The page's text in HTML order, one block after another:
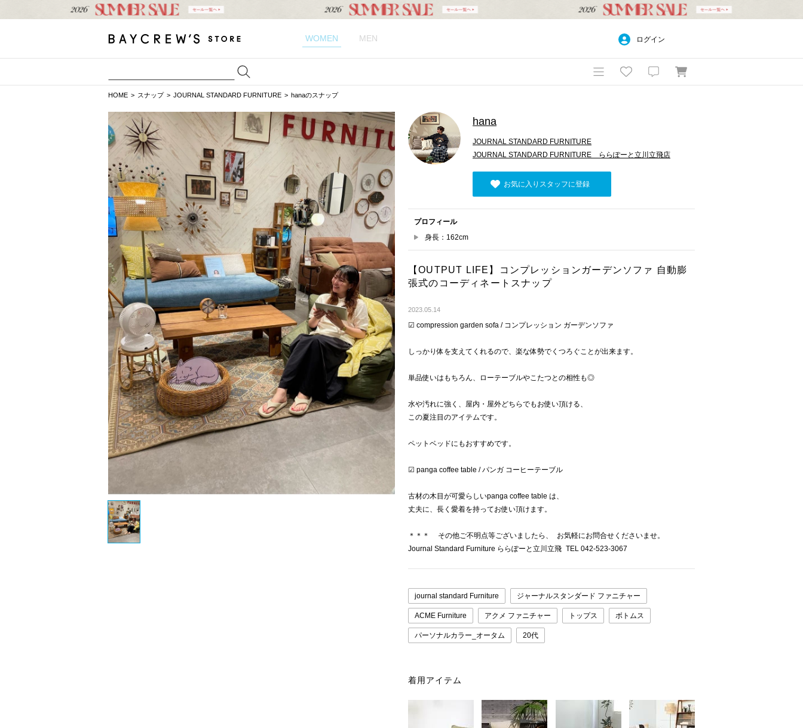
WOMEN MEN ログイン
HOME スナップ JOURNAL STANDARD FURNITURE hanaのスナップ
hana
JOURNAL STANDARD FURNITURE
JOURNAL STANDARD FURNITURE ららぽーと立川立飛店
お気に入りスタッフに登録
プロフィール
身長：162cm
【OUTPUT LIFE】コンプレッションガーデンソファ 自動膨
張式のコーディネートスナップ
2023.05.14
☑︎ compression garden sofa / コンプレッション ガーデンソファ
しっかり体を支えてくれるので、楽な体勢でくつろぐことが出来ます。
単品使いはもちろん、ローテーブルやこたつとの相性も◎
水や汚れに強く、屋内・屋外どちらでもお使い頂ける、
この夏注目のアイテムです。
ペットベッドにもおすすめです。
☑︎ panga coffee table / パンガ コーヒーテーブル
古材の木目が可愛らしいpanga coffee table は、
丈夫に、長く愛着を持ってお使い頂けます。
＊＊＊ その他ご不明点等ございましたら、 お気軽にお問合せくださいませ。
Journal Standard Furniture ららぽーと立川立飛 TEL 042-523-3067
journal standard Furniture ジャーナルスタンダード ファニチャー
ACME Furniture アクメ ファニチャー トップス ボトムス
パーソナルカラー_オータム 20代
着用アイテム